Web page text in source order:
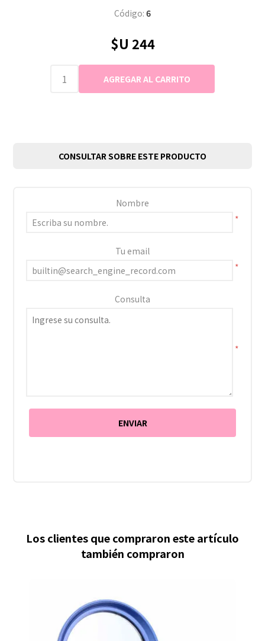
Código: 6
$U 244
CONSULTAR SOBRE ESTE PRODUCTO
Nombre
*
Tu email
*
Consulta
*
Los clientes que compraron este artículo
también compraron